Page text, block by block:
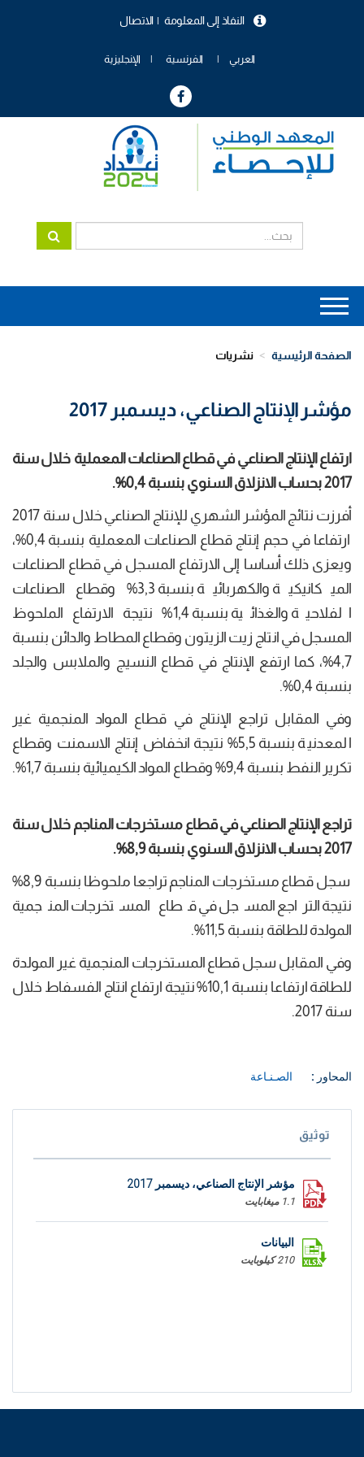
الاتصال النفاذ إلى المعلومة
العربي الفرنسية الإنجليزية
Main
navigation
الصفحة الرئيسية نشريات
مؤشر الإنتاج الصناعي، ديسمبر 2017
ارتفاع الإنتاج الصناعي في قطاع الصناعات المعملية خلالسنة
2017 بحساب الانزلاق السنوي بنسبة
0,4
%.
أفرزت نتائج المؤشر الشهري للإنتاج الصناعي خلال سنة 2017
ارتفاعا في حجم إنتاج قطاع الصناعات المعملية بنسبة 0,4%،
ويعزى ذلك أساسا إلى الارتفاع المسجل في قطاع الصناعات
الميكانيكية والكهربائية بنسبة 3,3% وقطاع الصناعات
الفلاحية والغذائية بنسبة 1,4% نتيجة الارتفاع الملحوظ
المسجل في انتاج زيت الزيتون وقطاع المطاط والدائن بنسبة
4,7%، كما ارتفع الإنتاج في قطاع النسيج والملابس والجلد
بنسبة 0,4%.
وفي المقابل تراجع الإنتاج في قطاع المواد المنجمية غير
المعدنية بنسبة 5,5% نتيجة انخفاض إنتاج الاسمنت وقطاع
تكرير النفط بنسبة 9,4% وقطاع المواد الكيميائية بنسبة 1,7%.
تراجع الإنتاج الصناعي في قطاع مستخرجات المناجم خلال سنة
2017 بحساب الانزلاق السنوي بنسبة
8,9
%.
سجل قطاع مستخرجات المناجم تراجعا ملحوظا بنسبة 8,9%
نتيجة التراجع المسجل في قطاع المستخرجات المنجمية
المولدة للطاقة بنسبة 11,5%.
وفي المقابل سجل قطاع المستخرجات المنجمية غير المولدة
للطاقة ارتفاعا بنسبة 10,1% نتيجة ارتفاع انتاج الفسفاط خلال
سنة 2017.
المحاور : الصـنـاعة
توثيق
مؤشر الإنتاج الصناعي، ديسمبر 2017
1.1 ميغابايت
البيانات
210 كيلوبايت